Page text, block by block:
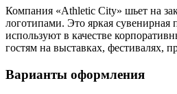
Компания «Athletic City» шьет на
логотипами. Это яркая сувенирная
используют в качестве
гостям на выставках, фестивалях,
Варианты оформления